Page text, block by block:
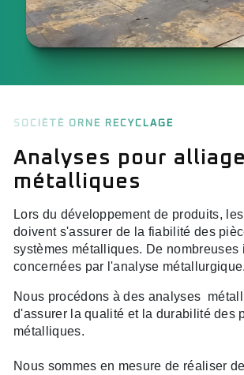
SOCIÉTÉ ORNE RECYCLAGE
Analyses pour
métalliques
Lors du développement de produits,
doivent s'assurer de la fiabilité des
systèmes métalliques. De nombreuses
concernées par l'analyse métallurgique.
Nous procédons à des analyses
d'assurer la qualité et la durabilité des
métalliques.
Nous sommes en mesure de réaliser